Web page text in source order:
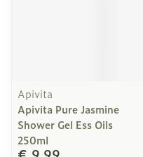
Apivita
Apivita Pure Jasmine
Shower Gel Ess Oils
250ml